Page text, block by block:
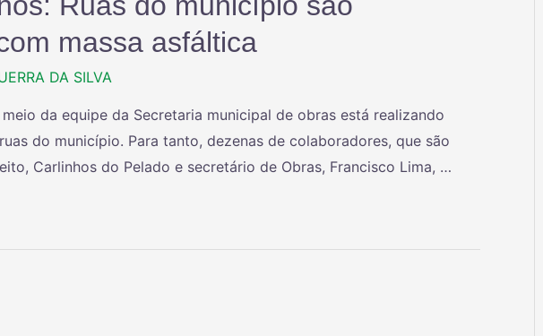
massa asfáltica
DA SILVA
da equipe da Secretaria municipal de obras está realizando
do município. Para tanto, dezenas de colaboradores, que são
Carlinhos do Pelado e secretário de Obras, Francisco Lima, …